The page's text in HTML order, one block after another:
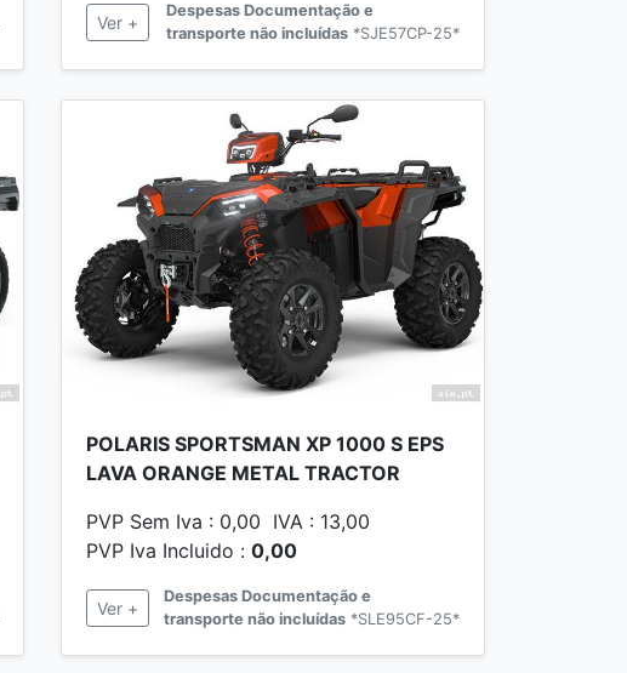
Ver +
Despesas Documentação e
transporte não incluídas *SJE57CP-25*
POLARIS SPORTSMAN XP 1000 S EPS
LAVA ORANGE METAL TRACTOR
PVP Sem Iva : 0,00 IVA : 13,00
PVP Iva Incluido : 0,00
Ver +
Despesas Documentação e
transporte não incluídas *SLE95CF-25*